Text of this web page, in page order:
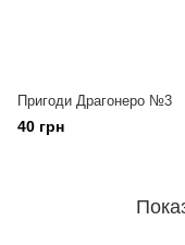
Пригоди Драгонеро №3
40 грн